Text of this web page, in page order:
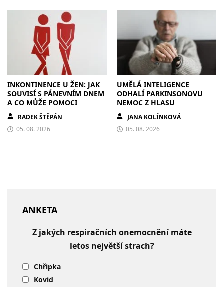
INKONTINENCE U ŽEN: JAK
SOUVISÍ S PÁNEVNÍM DNEM
A CO MŮŽE POMOCI
RADEK ŠTĚPÁN
05. 08. 2026
UMĚLÁ INTELIGENCE
ODHALÍ PARKINSONOVU
NEMOC Z HLASU
JANA KOLÍNKOVÁ
05. 08. 2026
ANKETA
Z jakých respiračních onemocnění máte
letos největší strach?
Chřipka
Kovid